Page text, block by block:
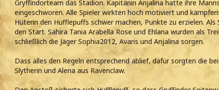
Gryffindorteam das Stadion. Kapitänin Anjalina hatte ihre
eingeschworen. Alle Spieler wirkten hoch motiviert und
Hüterin den Hufflepuffs schwer machen, Punkte zu erzielen.
den Start. Sahira Tania Arabella Rose und Ehlana wurden als
schließlich die Jäger Sophia2012, Avaris und Anjalina sorgen.
Dass alles den Regeln entsprechend ablief, dafür sorgten die
Slytherin und Alena aus Ravenclaw.